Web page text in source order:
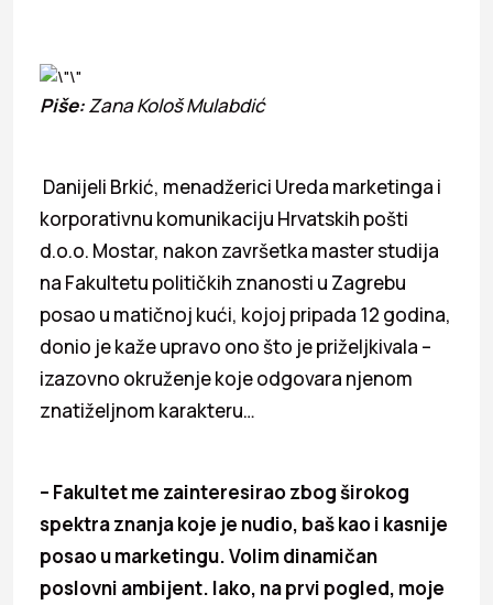
Piše:Zana Kološ Mulabdić
Danijeli Brkić, menadžerici Ureda marketinga i
korporativnu komunikaciju Hrvatskih pošti
d.o.o. Mostar, nakon završetka master studija
na Fakultetu političkih znanosti u Zagrebu
posao u matičnoj kući, kojoj pripada 12 godina,
donio je kaže upravo ono što je priželjkivala –
izazovno okruženje koje odgovara njenom
znatiželjnom karakteru…
– Fakultet me zainteresirao zbog širokog
spektra znanja koje je nudio, baš kao i kasnije
posao u marketingu. Volim dinamičan
poslovni ambijent. Iako, na prvi pogled, moje